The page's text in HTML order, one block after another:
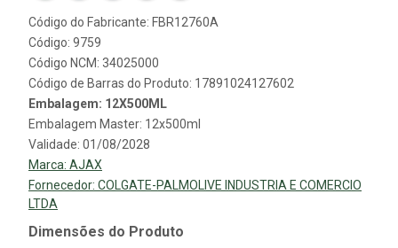
Código do Fabricante: FBR12760A
Código: 9759
Código NCM: 34025000
Código de Barras do Produto: 17891024127602
Embalagem: 12X500ML
Embalagem Master: 12x500ml
Validade: 01/08/2028
Marca: AJAX
Fornecedor: COLGATE-PALMOLIVE INDUSTRIA E COMERCIO
LTDA
Dimensões do Produto